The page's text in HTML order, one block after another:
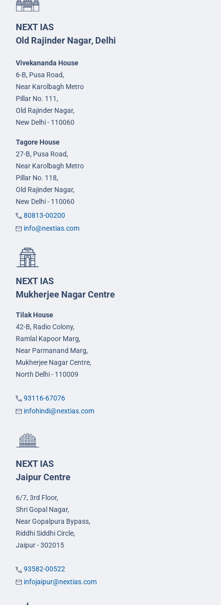
NEXT IAS
Old Rajinder Nagar, Delhi
Vivekananda House
6-B, Pusa Road,
Near Karolbagh Metro
Pillar No. 111,
Old Rajinder Nagar,
New Delhi - 110060
Tagore House
27-B, Pusa Road,
Near Karolbagh Metro
Pillar No. 118,
Old Rajinder Nagar,
New Delhi - 110060
80813-00200
info@nextias.com
NEXT IAS
Mukherjee Nagar Centre
Tilak House
42-B, Radio Colony,
Ramlal Kapoor Marg,
Near Parmanand Marg,
Mukherjee Nagar Centre,
North Delhi - 110009
93116-67076
infohindi@nextias.com
NEXT IAS
Jaipur Centre
6/7, 3rd Floor,
Shri Gopal Nagar,
Near Gopalpura Bypass,
Riddhi Siddhi Circle,
Jaipur - 302015
93582-00522
infojaipur@nextias.com